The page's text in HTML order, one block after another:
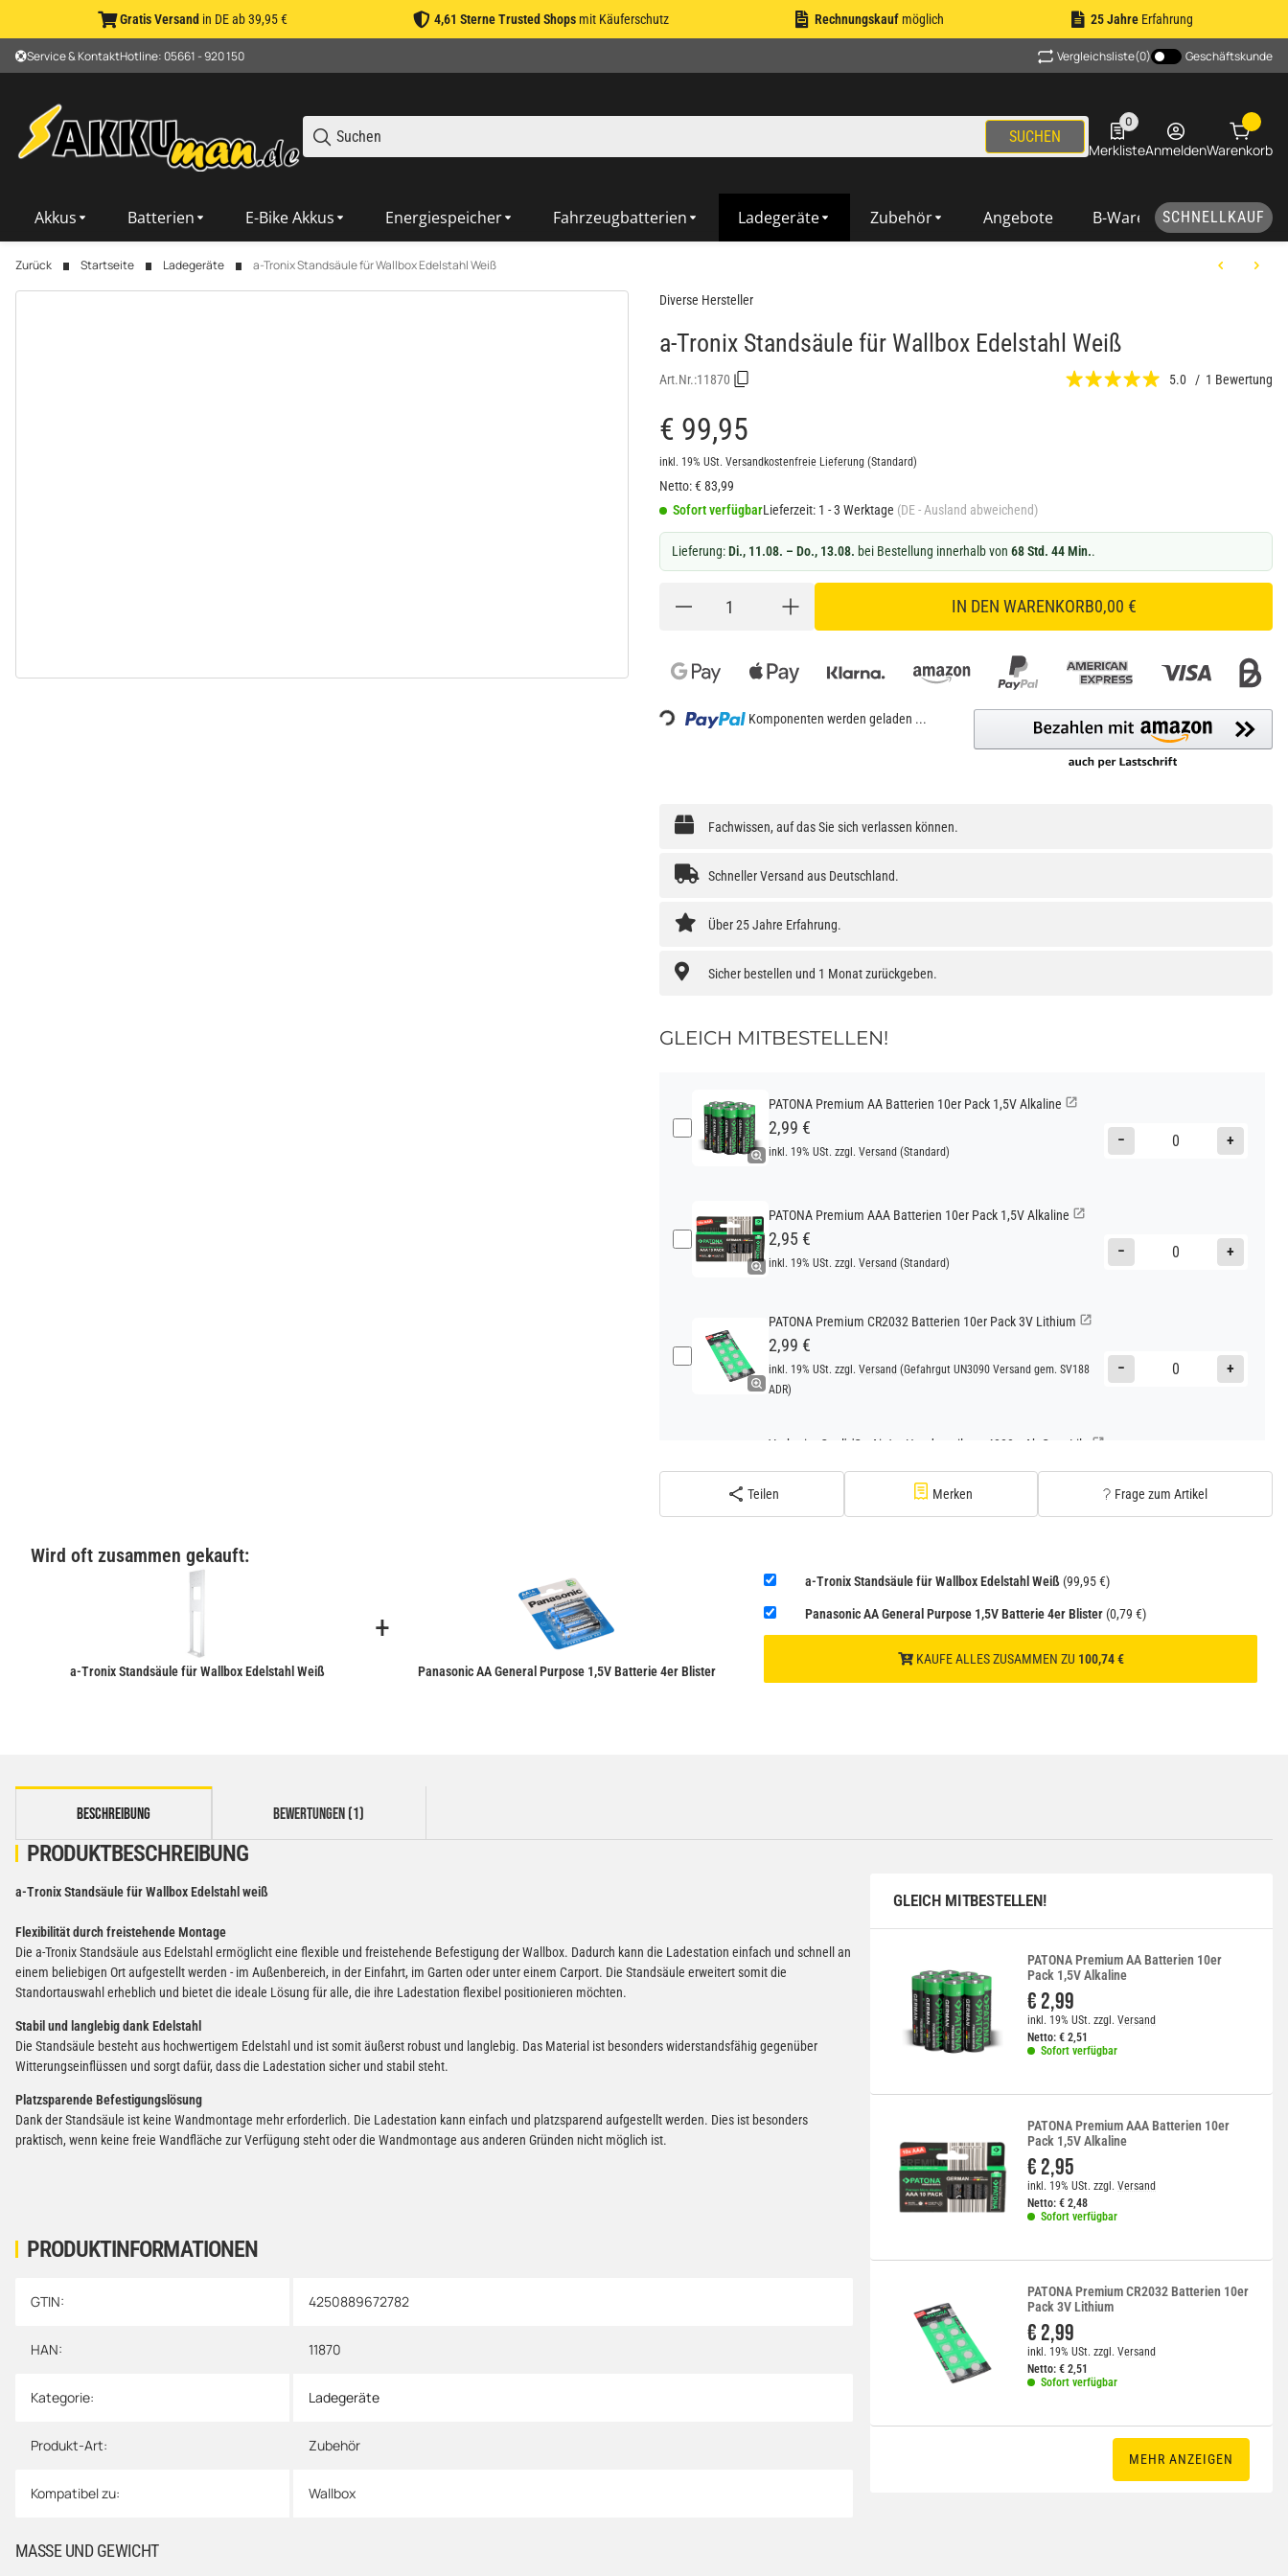
Gratis Versand in DE ab 39,95 € 4,61 Sterne Trusted Shopsmit Käuferschutz Rechnungskauf möglich 25 JahreErfahrung
Service & KontaktHotline: 05661 - 920 150 Vergleichsliste(0) Geschäftskunde
SUCHEN
0
0 Produkte in der Liste
MerklisteAnmeldenWarenkorb
Akkus Batterien E-Bike Akkus Energiespeicher Fahrzeugbatterien Ladegeräte Zubehör Angebote B-Ware SCHNELLKAUF
Zurück Startseite Ladegeräte a-Tronix Standsäule für Wallbox Edelstahl Weiß
Diverse Hersteller
a-Tronix Standsäule für Wallbox Edelstahl Weiß
Art.Nr.:11870 5.0 / 1 Bewertung
€ 99,95
inkl. 19% USt. Versandkostenfreie Lieferung (Standard)
Netto:€83,99
Sofort verfügbarLieferzeit: 1 - 3 Werktage (DE - Ausland abweichend)
Lieferung:Di., 11.08. – Do., 13.08. bei Bestellung innerhalb von 68 Std. 43 Min..
IN DEN WARENKORB0,00 €
Loading... Komponenten werden geladen ...
Fachwissen, auf das Sie sich verlassen können.
Schneller Versand aus Deutschland.
Über 25 Jahre Erfahrung.
Sicher bestellen und 1 Monat zurückgeben.
GLEICH MITBESTELLEN!
PATONA Premium AA Batterien 10er Pack 1,5V Alkaline
2,99 €
inkl. 19% USt. zzgl. Versand (Standard)
− +
PATONA Premium AAA Batterien 10er Pack 1,5V Alkaline
2,95 €
inkl. 19% USt. zzgl. Versand (Standard)
− +
PATONA Premium CR2032 Batterien 10er Pack 3V Lithium
2,99 €
inkl. 19% USt. zzgl. Versand (Gefahrgut UN3090 Versand gem. SV188
ADR)
− +
Verbatim Cool'n'Go AirJet Handventilator 4000mAh Grau Lila
22,95 €
inkl. 19% USt. zzgl.
(Gefahrgut UN3480 Versand gem. SV188
Teilen Merken Frage zum Artikel
Wird oft zusammen gekauft:
a-Tronix Standsäule für Wallbox Edelstahl Weiß
+
Panasonic AA General Purpose 1,5V Batterie 4er Blister
a-Tronix Standsäule für Wallbox Edelstahl Weiß (99,95 €)
Panasonic AA General Purpose 1,5V Batterie 4er Blister (0,79 €)
KAUFE ALLES ZUSAMMEN ZU 100,74 €
BESCHREIBUNG BEWERTUNGEN (1)
PRODUKTINFORMATIONEN
Produkteigenschaft
Wert
GTIN: 4250889672782
HAN: 11870
Kategorie: Ladegeräte
Produkt-Art: Zubehör
Kompatibel zu: Wallbox
MASSE UND GEWICHT
PRODUKTBESCHREIBUNG
a-Tronix Standsäule für Wallbox Edelstahl weiß
Flexibilität durch freistehende Montage
Die a-Tronix Standsäule aus Edelstahl ermöglicht eine flexible und freistehende Befestigung der Wallbox. Dadurch kann die Ladestation einfach und schnell an
einem beliebigen Ort aufgestellt werden - im Außenbereich, in der Einfahrt, im Garten oder unter einem Carport. Die Standsäule erweitert somit die
Standortauswahl erheblich und bietet die ideale Lösung für alle, die ihre Ladestation flexibel positionieren möchten.
Stabil und langlebig dank Edelstahl
Die Standsäule besteht aus hochwertigem Edelstahl und ist somit äußerst robust und langlebig. Das Material ist besonders widerstandsfähig gegenüber
Witterungseinflüssen und sorgt dafür, dass die Ladestation sicher und stabil steht.
Platzsparende Befestigungslösung
Dank der Standsäule ist keine Wandmontage mehr erforderlich. Die Ladestation kann einfach und platzsparend aufgestellt werden. Dies ist besonders
praktisch, wenn keine freie Wandfläche zur Verfügung steht oder die Wandmontage aus anderen Gründen nicht möglich ist.
GLEICH MITBESTELLEN!
PATONA Premium AA Batterien 10er
Pack 1,5V Alkaline
€ 2,99
inkl. 19% USt. zzgl.Versand
Netto: €2,51
Sofort verfügbar
PATONA Premium AAA Batterien 10er
Pack 1,5V Alkaline
€ 2,95
inkl. 19% USt. zzgl.Versand
Netto: €2,48
Sofort verfügbar
PATONA Premium CR2032 Batterien 10er
Pack 3V Lithium
€ 2,99
inkl. 19% USt. zzgl.Versand
Netto: €2,51
Sofort verfügbar
MEHR ANZEIGEN